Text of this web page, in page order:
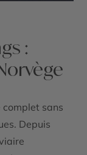
:
sans
Depuis